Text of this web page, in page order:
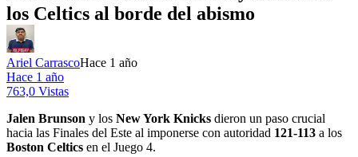
los Celtics al borde del abismo
Ariel CarrascoHace 1 año
Hace 1 año
763,0 Vistas
Jalen Brunson y los New York Knicks dieron un paso crucial
hacia las Finales del Este al imponerse con autoridad 121-113 a los
Boston Celtics en el Juego 4.